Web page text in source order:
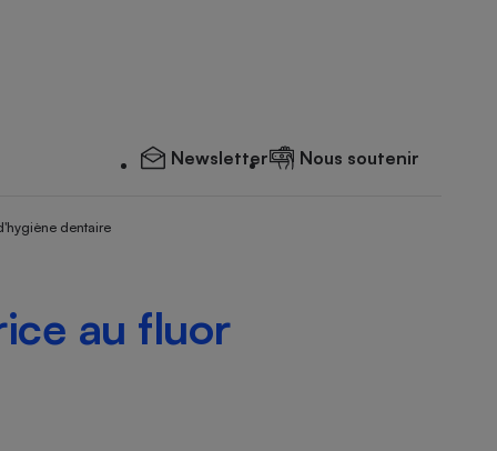
Newsletter Nous soutenir
dentaire
au fluor